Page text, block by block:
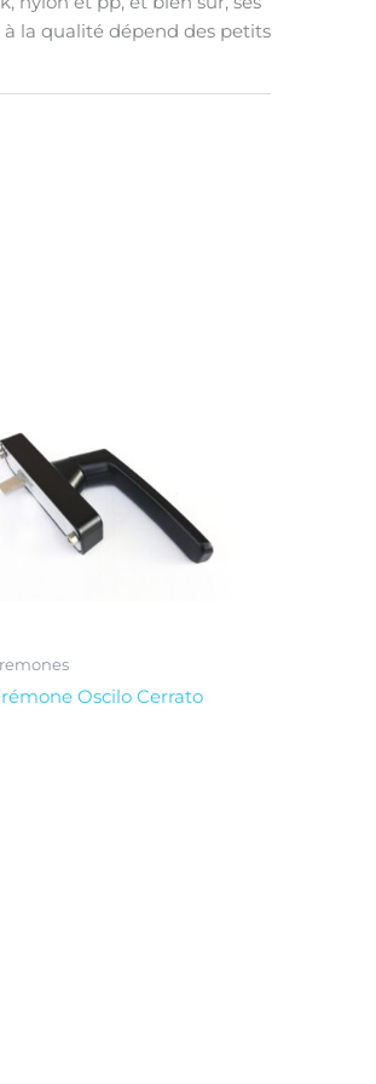
la qualité dépend des petits
Oscilo Cerrato